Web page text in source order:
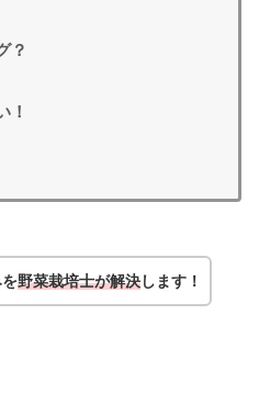
？
！
野菜栽培士が解決します！